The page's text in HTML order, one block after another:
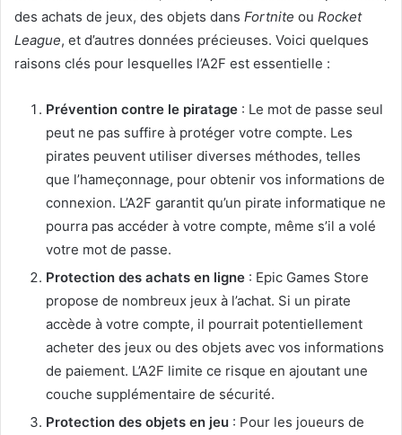
des achats de jeux, des objets dans Fortnite ou Rocket
League, et d’autres données précieuses. Voici quelques
raisons clés pour lesquelles l’A2F est essentielle :
Prévention contre le piratage : Le mot de passe seul
peut ne pas suffire à protéger votre compte. Les
pirates peuvent utiliser diverses méthodes, telles
que l’hameçonnage, pour obtenir vos informations de
connexion. L’A2F garantit qu’un pirate informatique ne
pourra pas accéder à votre compte, même s’il a volé
votre mot de passe.
Protection des achats en ligne : Epic Games Store
propose de nombreux jeux à l’achat. Si un pirate
accède à votre compte, il pourrait potentiellement
acheter des jeux ou des objets avec vos informations
de paiement. L’A2F limite ce risque en ajoutant une
couche supplémentaire de sécurité.
Protection des objets en jeu : Pour les joueurs de